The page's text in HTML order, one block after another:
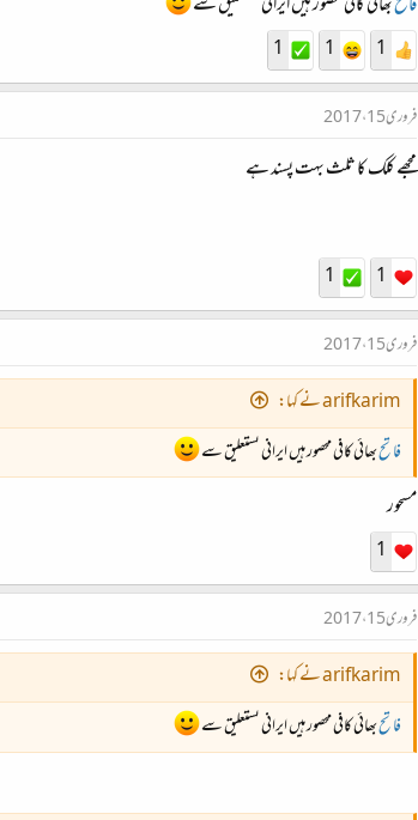
1
1
1
فروری 15، 2017
مجھے کلک کا ثلث بہت پسند ہے
1
1
فروری 15، 2017
arifkarim نے کہا:
فاتحبھائی کافی محصور ہیں ایرانی نستعلیق سے
مسحور
1
فروری 15، 2017
arifkarim نے کہا:
فاتحبھائی کافی محصور ہیں ایرانی نستعلیق سے